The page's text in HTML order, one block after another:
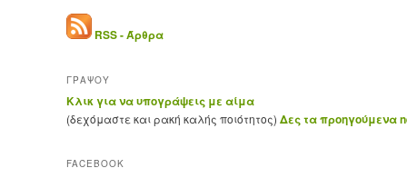
RSS - Άρθρα
ΓΡΑΨΟΥ
Κλικ για να υπογράψεις με αίμα
(δεχόμαστε και ρακή καλής ποιότητος) Δες τα προηγούμενα
FACEBOOK